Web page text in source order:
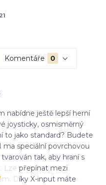
Komentáře 0
nabídne ještě lepší herní
joysticky, osmisměrný
to jako standard? Budete
speciální povrchovou
tak, aby hraní s
Lze přepínat mezi
Díky X-input máte